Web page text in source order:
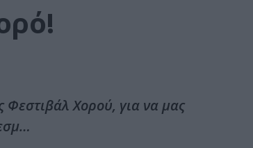
Φεστιβάλ Χορού, για να μας